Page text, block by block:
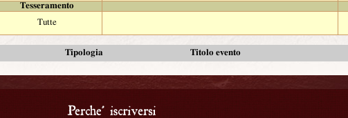
Tesseramento
Tutte
Tipologia Titolo evento